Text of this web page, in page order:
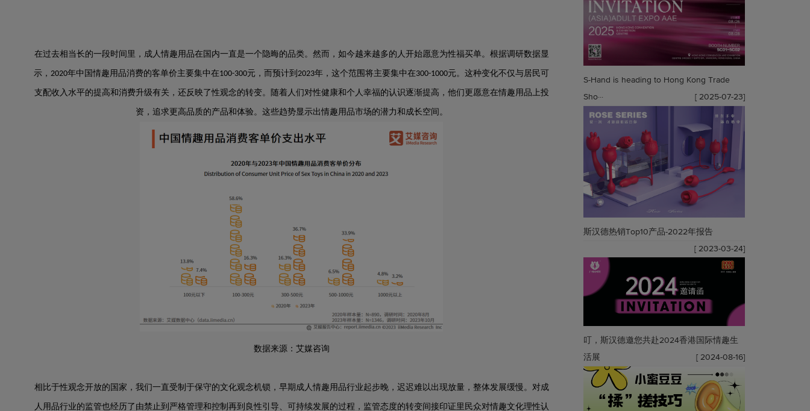
在过去相当长的一段时间里，成人情趣用品在国内一直是一个隐晦的品类。然而，如今越来越多的人开始愿意为性福买单。根据调研数据显
示，2020年中国情趣用品消费的客单价主要集中在100-300元，而预计到2023年，这个范围将主要集中在300-1000元。这种变化不仅与居民可
支配收入水平的提高和消费升级有关，还反映了性观念的转变。随着人们对性健康和个人幸福的认识逐渐提高，他们更愿意在情趣用品上投
资，追求更高品质的产品和体验。这些趋势显示出情趣用品市场的潜力和成长空间。
数据来源：艾媒咨询
相比于性观念开放的国家， 我们一直受制于保守的文化观念机锁，早期成人情趣用品行业起步晚，迟迟难以出现放量，整体发展缓慢。对成
人用品行业的监管也经历了由禁止到严格管理和控制再到良性引导、可持续发展的过程，监管态度的转变间接印证里民众对情趣文化理性认
S-Hand is heading to Hong Kong Trade
Sho···
[ 2025-07-23]
斯汉德热销Top10产品-2022年报告
[ 2023-03-24]
叮，斯汉德邀您共赴2024香港国际情趣生
活展
[ 2024-08-16]